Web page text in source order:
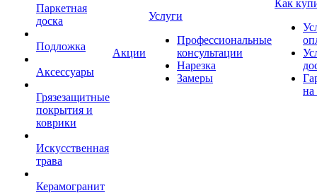
Паркетная
доска
Подложка
Аксессуары
Грязезащитные
покрытия и
коврики
Искусственная
трава
Керамогранит
Акции
Услуги
Профессиональные
консультации
Нарезка
Замеры
Как
на